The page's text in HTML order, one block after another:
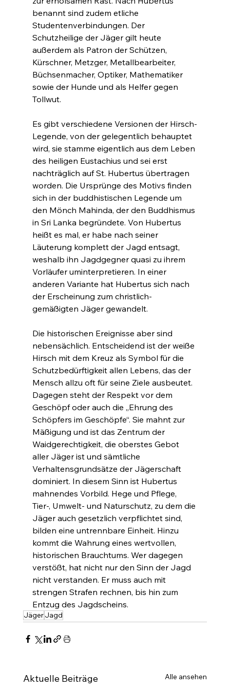
benannt sind zudem etliche
Studentenverbindungen. Der
Schutzheilige der Jäger gilt heute
außerdem als Patron der Schützen,
Kürschner, Metzger, Metallbearbeiter,
Büchsenmacher, Optiker, Mathematiker
sowie der Hunde und als Helfer gegen
Tollwut.
Es gibt verschiedene Versionen der Hirsch-
Legende, von der gelegentlich behauptet
wird, sie stamme eigentlich aus dem Leben
des heiligen Eustachius und sei erst
nachträglich auf St. Hubertus übertragen
worden. Die Ursprünge des Motivs finden
sich in der buddhistischen Legende um
den Mönch Mahinda, der den Buddhismus
in Sri Lanka begründete. Von Hubertus
heißt es mal, er habe nach seiner
Läuterung komplett der Jagd entsagt,
weshalb ihn Jagdgegner quasi zu ihrem
Vorläufer uminterpretieren. In einer
anderen Variante hat Hubertus sich nach
der Erscheinung zum christlich-
gemäßigten Jäger gewandelt.
Die historischen Ereignisse aber sind
nebensächlich. Entscheidend ist der weiße
Hirsch mit dem Kreuz als Symbol für die
Schutzbedürftigkeit allen Lebens, das der
Mensch allzu oft für seine Ziele ausbeutet.
Dagegen steht der Respekt vor dem
Geschöpf oder auch die „Ehrung des
Schöpfers im Geschöpfe“. Sie mahnt zur
Mäßigung und ist das Zentrum der
Waidgerechtigkeit, die oberstes Gebot
aller Jäger ist und sämtliche
Verhaltensgrundsätze der Jägerschaft
dominiert. In diesem Sinn ist Hubertus
mahnendes Vorbild. Hege und Pflege,
Tier-, Umwelt- und Naturschutz, zu dem die
Jäger auch gesetzlich verpflichtet sind,
bilden eine untrennbare Einheit. Hinzu
kommt die Wahrung eines wertvollen,
historischen Brauchtums. Wer dagegen
verstößt, hat nicht nur den Sinn der Jagd
nicht verstanden. Er muss auch mit
strengen Strafen rechnen, bis hin zum
Entzug des Jagdscheins.
JägerJagd
Aktuelle Beiträge Alle ansehen